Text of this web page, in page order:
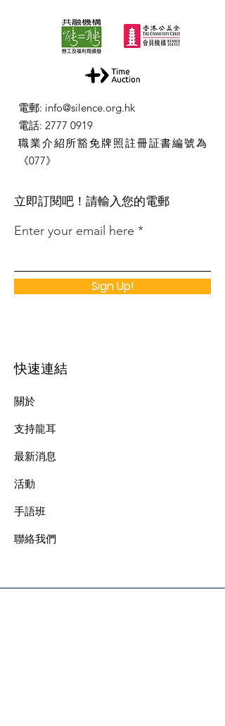
電郵: info@silence.org.hk
電話: 2777 0919
職業介紹所豁免牌照註冊証書編號為
《077》
​立即訂閱吧！請輸入您的電郵
Enter your email here
Sign Up!
快速連結
關於
支持龍耳
最新消息
​活動
手語班
​聯絡我們